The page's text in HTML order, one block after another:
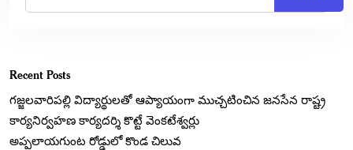
Recent Posts
గజ్జలవారిపల్లి విద్యార్థులతో ఆప్యాయంగా ముచ్చటించిన జనసేన రాష్ట్ర
కార్యనిర్వహణ కార్యదర్శి కొట్టే వెంకటేశ్వర్లు
అప్పలాయగుంట రోడ్డులో కొండ చిలువ